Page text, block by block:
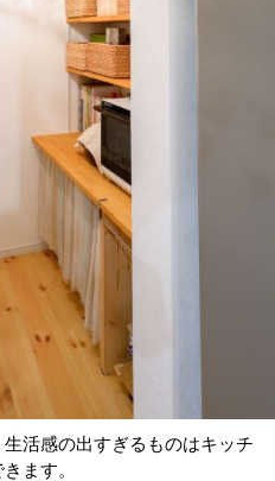
活感の出すぎるものはキッチ
ます。